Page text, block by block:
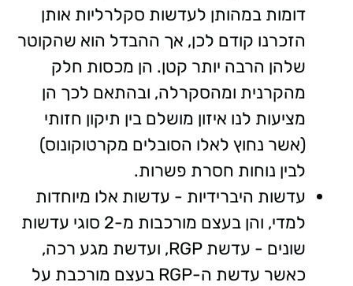
דומות במהותן לעדשות סקלרליות אותן
הזכרנו קודם לכן, אך ההבדל הוא שהקוטר
שלהן הרבה יותר קטן. הן מכסות חלק
מהקרנית ומהסקרלה, ובהתאם לכך הן
מציעות לנו איזון מושלם בין תיקון חזותי
(אשר נחוץ לאלו הסובלים מקרטוקונוס)
לבין נוחות חסרת פשרות.
עדשות היברידיות - עדשות אלו מיוחדות
למדי, והן בעצם מורכבות מ-2 סוגי עדשות
שונים - עדשת RGP, ועדשת מגע רכה,
כאשר עדשת ה-RGP בעצם מורכבת על